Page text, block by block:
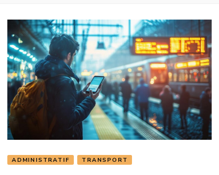
ADMINISTRATIF TRANSPORT